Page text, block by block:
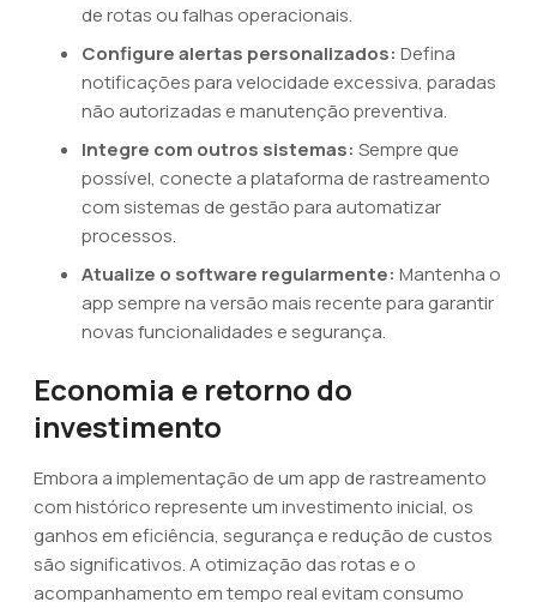
de rotas ou falhas operacionais.
Configure alertas personalizados: Defina
notificações para velocidade excessiva, paradas
não autorizadas e manutenção preventiva.
Integre com outros sistemas: Sempre que
possível, conecte a plataforma de rastreamento
com sistemas de gestão para automatizar
processos.
Atualize o software regularmente: Mantenha o
app sempre na versão mais recente para garantir
novas funcionalidades e segurança.
Economia e retorno do
investimento
Embora a implementação de um app de rastreamento
com histórico represente um investimento inicial, os
ganhos em eficiência, segurança e redução de custos
são significativos. A otimização das rotas e o
acompanhamento em tempo real evitam consumo